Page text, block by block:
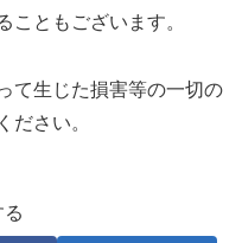
こともございます。
て生じた損害等の一切の
ださい。
る